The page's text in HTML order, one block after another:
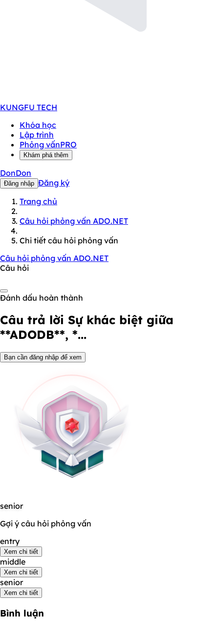
KUNGFU TECH
Khóa học
Lập trình
Phỏng vấnPRO
Khám phá thêm
DonDon
Đăng nhập Đăng ký
Trang chủ
Câu hỏi phỏng vấn ADO.NET
Chi tiết câu hỏi phỏng vấn
Câu hỏi phỏng vấn ADO.NET
Câu hỏi
Đánh dấu hoàn thành
Câu trả lời Sự khác biệt giữa
**ADODB**, *...
Bạn cần đăng nhập để xem
senior
Gợi ý câu hỏi phỏng vấn
entry
Xem chi tiết
middle
Xem chi tiết
senior
Xem chi tiết
Bình luận